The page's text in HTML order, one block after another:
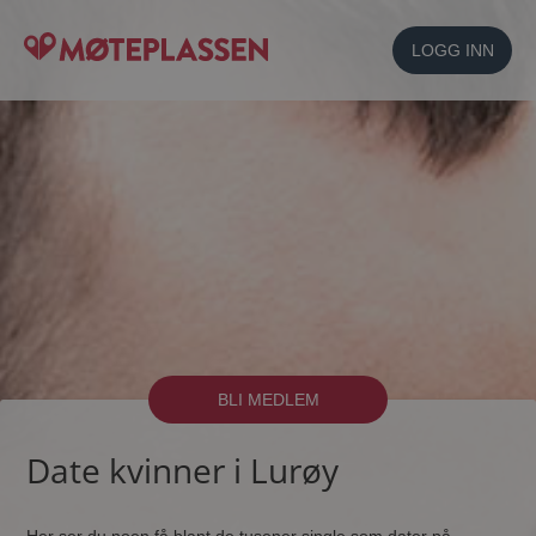
LOGG INN
BLI MEDLEM
Date kvinner i Lurøy